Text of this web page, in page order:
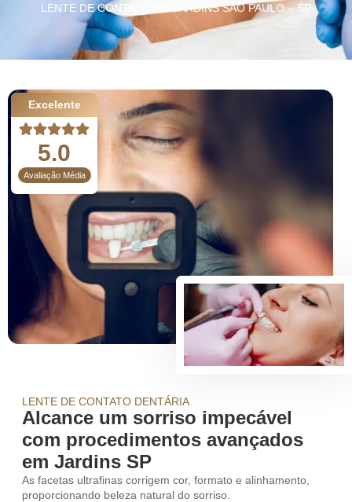
LENTE DE CONTATO EM JARDINS SÃO PAULO – SP
Excelente
5.0
Avaliação Média
LENTE DE CONTATO DENTÁRIA
Alcance um sorriso impecável
com procedimentos avançados
em Jardins SP
As facetas ultrafinas corrigem cor, formato e alinhamento,
proporcionando beleza natural do sorriso.